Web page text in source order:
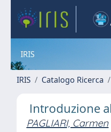
IRIS
IRIS Catalogo Ricerca
Introduzione
PAGLIARI, Carmen